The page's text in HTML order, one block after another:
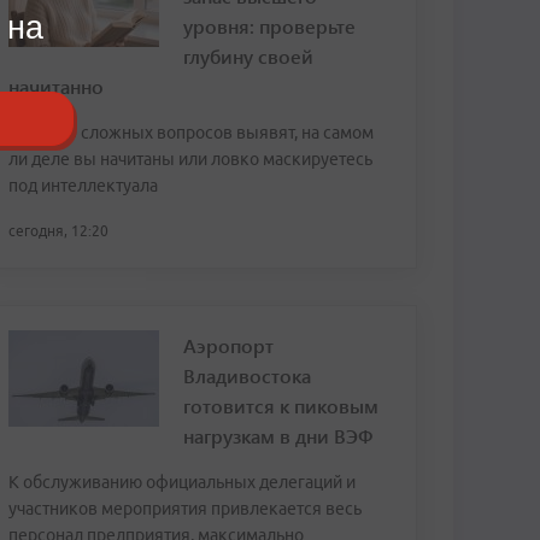
уровня: проверьте
глубину своей
начитанно
Всего 10 сложных вопросов выявят, на самом
ли деле вы начитаны или ловко маскируетесь
под интеллектуала
сегодня, 12:20
Аэропорт
Владивостока
готовится к пиковым
нагрузкам в дни ВЭФ
К обслуживанию официальных делегаций и
участников мероприятия привлекается весь
персонал предприятия, максимально